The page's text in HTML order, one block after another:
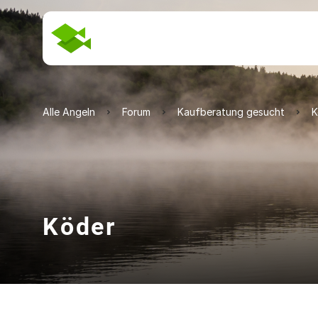
Alle Angeln Forum Kaufberatung gesucht
Köder